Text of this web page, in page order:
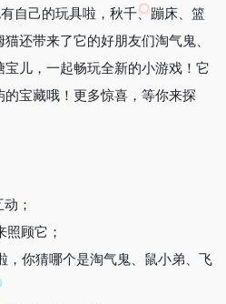
自己的玩具啦，秋千、蹦床、篮
还带来了它的好朋友们淘气鬼、
儿，一起畅玩全新的小游戏！它
宝藏哦！更多惊喜，等你来探
；
顾它；
，你猜哪个是淘气鬼、鼠小弟、飞